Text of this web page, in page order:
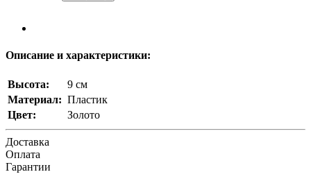
Описание и характеристики:
Высота:
9 см
Материал: Пластик
Цвет:
Золото
Доставка
Оплата
Гарантии